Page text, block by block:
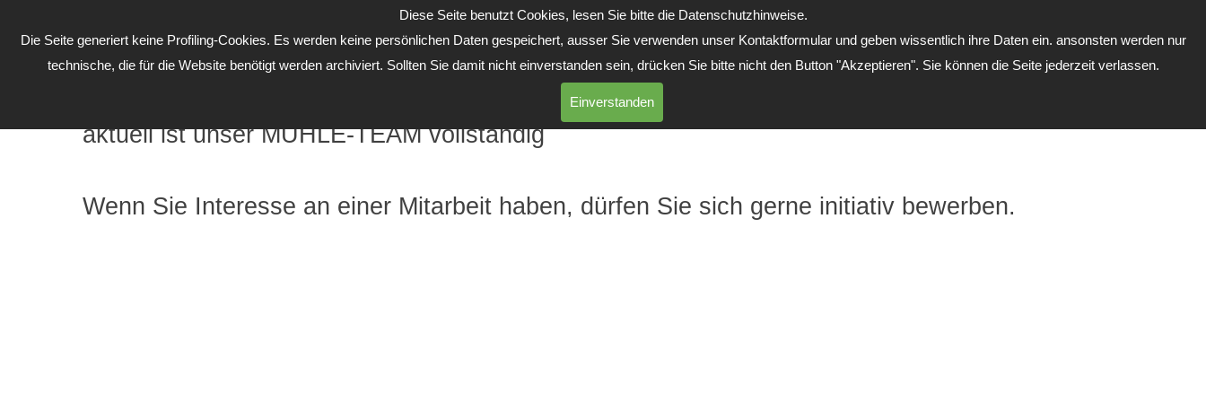
Diese Seite benutzt Cookies, lesen Sie bitte die Datenschutzhinweise.
Die Seite generiert keine Profiling-Cookies. Es werden keine persönlichen Daten gespeichert, ausser Sie verwenden unser Kontaktformular und geben wissentlich ihre Daten ein. ansonsten werden nur
technische, die für die Website benötigt werden archiviert. Sollten Sie damit nicht einverstanden sein, drücken Sie bitte nicht den Button "Akzeptieren". Sie können die Seite jederzeit verlassen.
Einverstanden
Karriere
aktuell ist unser MÜHLE-TEAM vollständig
Wenn Sie Interesse an einer Mitarbeit haben, dürfen Sie sich gerne initiativ bewerben.